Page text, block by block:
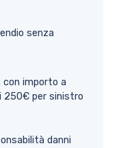
senza
con importo a
250€ per sinistro
danni